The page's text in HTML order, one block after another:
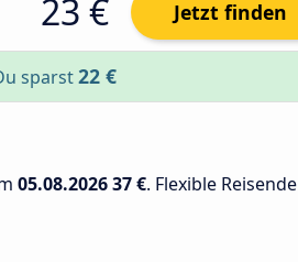
23 € Jetzt finden
sparst22 €
05.08.202637 €. Flexible Reisende